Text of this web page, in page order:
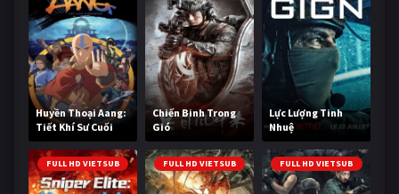
Huyền Thoại Aang:
Tiết Khí Sư Cuối
Cùng
Chiến Binh Trong
Gió
Lực Lượng Tinh
Nhuệ
FULL HD VIETSUB FULL HD VIETSUB FULL HD VIETSUB